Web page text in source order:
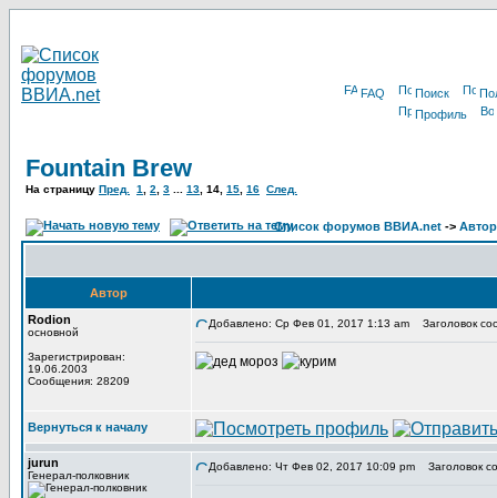
FAQ Поиск
Профиль
Fountain Brew
На страницу Пред. 1 2 3 13 14 15 16 След.
Список форумов ВВИА.net ->
Автор
Rodion
основной
Зарегистрирован:
19.06.2003
Сообщения: 28209
Добавлено: Ср Фев 01, 2017 1:13 am Заголовок
Вернуться к началу
jurun
Генерал-полковник
Добавлено: Чт Фев 02, 2017 10:09 pm Заголовок